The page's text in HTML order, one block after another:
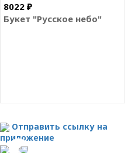
8022 ₽
Букет "Русское небо"
Отправить ссылку на
приложение